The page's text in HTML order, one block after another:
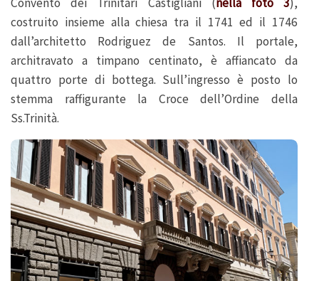
costruito insieme alla chiesa tra il 1741 ed il 1746
dall’architetto Rodriguez de Santos. Il portale,
architravato a timpano centinato, è affiancato da
quattro porte di bottega. Sull’ingresso è posto lo
stemma raffigurante la Croce dell’Ordine della
Ss.Trinità.